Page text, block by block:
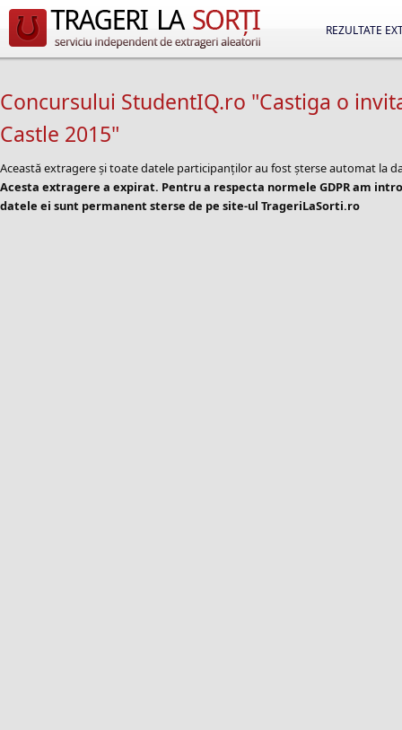
REZULTATE
Concursului StudentIQ.ro "Castiga o
Castle 2015"
Această extragere și toate datele participanților au fost șterse automat la
Acesta extragere a expirat. Pentru a respecta normele GDPR am
datele ei sunt permanent sterse de pe site-ul TrageriLaSorti.ro